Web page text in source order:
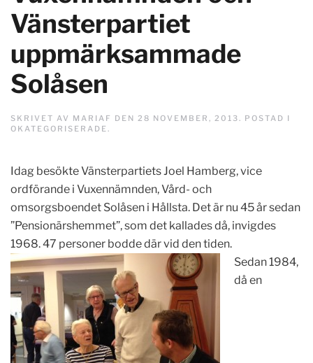
Vänsterpartiet
uppmärksammade
Solåsen
SKRIVET AV MARIAF DEN 28 NOVEMBER, 2013. POSTAD I
OKATEGORISERADE.
Idag besökte Vänsterpartiets Joel Hamberg, vice
ordförande i Vuxennämnden, Vård- och
omsorgsboendet Solåsen i Hållsta. Det är nu 45 år sedan
”Pensionärshemmet”, som det kallades då, invigdes
1968. 47 personer bodde där vid den tiden.
Sedan 1984,
då en